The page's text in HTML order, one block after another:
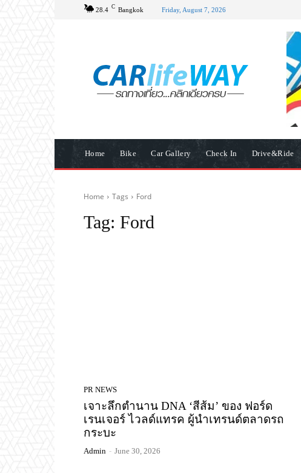
28.4 C Bangkok Friday, August 7, 2026
Home Bike Car Gallery Check In Drive&Ride
Home Tags Ford
Tag: Ford
PR NEWS
เจาะลึกตำนาน DNA ‘สีส้ม’ ของ ฟอร์ด
เรนเจอร์ ไวลด์แทรค ผู้นำเทรนด์ตลาดรถ
กระบะ
Admin - June 30, 2026